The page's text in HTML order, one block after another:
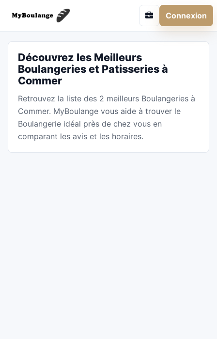
Connexion
Découvrez les Meilleurs
Boulangeries et Patisseries à
Commer
Retrouvez la liste des 2 meilleurs Boulangeries à
Commer. MyBoulange vous aide à trouver le
Boulangerie idéal près de chez vous en
comparant les avis et les horaires.